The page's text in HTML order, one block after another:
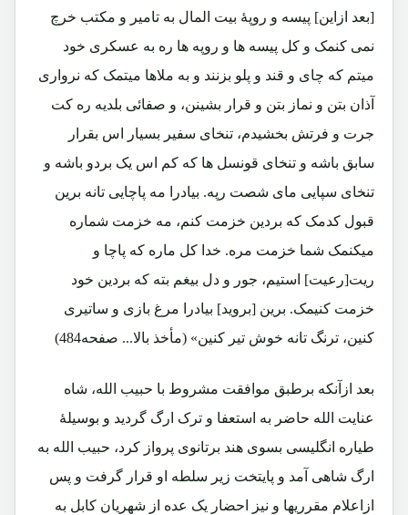
[بعد ازاین] پیسه و روپۀ بیت المال به تامیر و مکتب خرچ
نمی کنمک و کل پیسه ها و روپه ها ره به عسکری خود
میتم که چای و قند و پلو بزنند و به ملاها میتمک که نرواری
آذان بتن و نماز بتن و قرار بشینن، و صفائی بلدیه ره کت
جرت و فرتش بخشیدم، تنخای سفیر بسیار اس بقرار
سابق باشه و تنخای قونسل ها که کم اس یک بردو باشه و
تنخای سپایی مای شصت رپه. بیادرا مه پاچایی تانه برین
قبول کدمک که بردین خزمت کنم، مه خزمت شماره
میکنمک شما خزمت مره. خدا کل ماره که پاچا و
ریت[رعیت] استیم، جور و دل بیغم بته که بردین خود
خزمت کنیمک. برین [بروید] بیادرا مرغ بازی و ساتیری
کنین، ترنگ تانه خوش تیر کنین» (مأخذ بالا... صفحه484)
بعد ازآنکه برطبق موافقت مشروط با حبیب الله، شاه
عنایت الله حاضر به استعفا و ترک ارگ گردید و بوسیلۀ
طیاره انگلیسی بسوی هند برتانوی پرواز کرد، حبیب الله به
ارگ شاهی آمد و پایتخت زیر سلطه او قرار گرفت و پس
ازاعلام مقرریها و نیز احضار یک عده از شهریان کابل به